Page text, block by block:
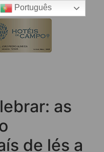
as
de lés a
Português